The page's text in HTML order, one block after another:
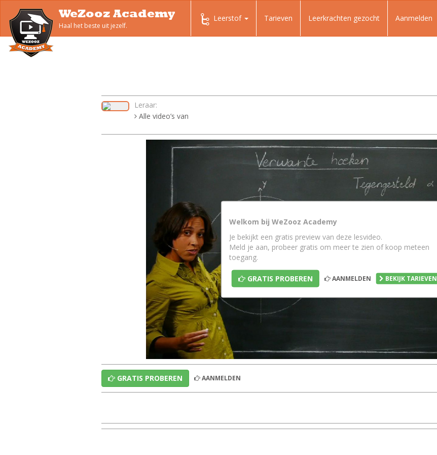
WeZooz Academy
Haal het beste uit jezelf.
Leerstof Tarieven Leerkrachten gezocht Aanmelden
Leraar:
Alle video’s van
Welkom bij WeZooz Academy
Je bekijkt een gratis preview van deze lesvideo.
Meld je aan, probeer gratis om meer te zien of koop meteen
toegang.
GRATIS PROBEREN AANMELDEN BEKIJK TARIEVEN
GRATIS PROBEREN AANMELDEN